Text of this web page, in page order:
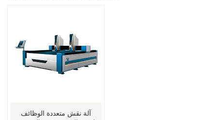
آلة نقش متعددة الوظائف